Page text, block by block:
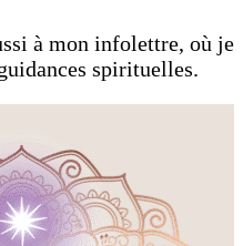
à mon infolettre, où je
spirituelles.